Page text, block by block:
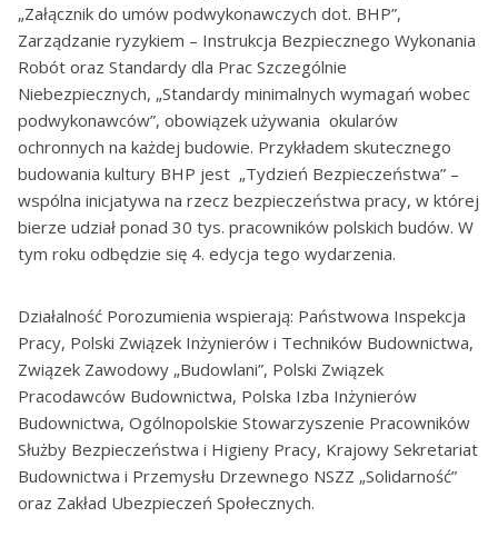
„Załącznik do umów podwykonawczych dot. BHP”,
Zarządzanie ryzykiem – Instrukcja Bezpiecznego Wykonania
Robót oraz Standardy dla Prac Szczególnie
Niebezpiecznych, „Standardy minimalnych wymagań wobec
podwykonawców”, obowiązek używania okularów
ochronnych na każdej budowie. Przykładem skutecznego
budowania kultury BHP jest „Tydzień Bezpieczeństwa” –
wspólna inicjatywa na rzecz bezpieczeństwa pracy, w której
bierze udział ponad 30 tys. pracowników polskich budów. W
tym roku odbędzie się 4. edycja tego wydarzenia.
Działalność Porozumienia wspierają: Państwowa Inspekcja
Pracy, Polski Związek Inżynierów i Techników Budownictwa,
Związek Zawodowy „Budowlani”, Polski Związek
Pracodawców Budownictwa, Polska Izba Inżynierów
Budownictwa, Ogólnopolskie Stowarzyszenie Pracowników
Służby Bezpieczeństwa i Higieny Pracy, Krajowy Sekretariat
Budownictwa i Przemysłu Drzewnego NSZZ „Solidarność”
oraz Zakład Ubezpieczeń Społecznych.